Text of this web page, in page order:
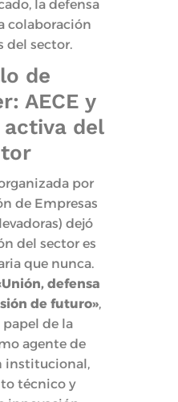
la defensa
colaboración
del sector.
de
AECE y
del
por
de Empresas
dejó
del sector es
que nunca.
defensa
de futuro»,
papel de la
agente de
institucional,
técnico y